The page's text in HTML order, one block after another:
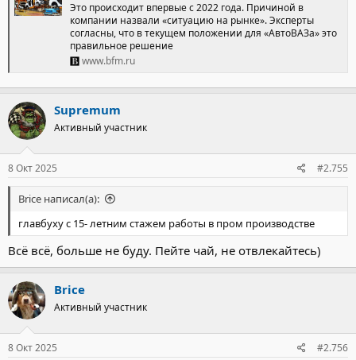
Это происходит впервые с 2022 года. Причиной в
компании назвали «ситуацию на рынке». Эксперты
согласны, что в текущем положении для «АвтоВАЗа» это
правильное решение
www.bfm.ru
Supremum
Активный участник
8 Окт 2025 #2.755
Brice написал(а):
главбуху с 15- летним стажем работы в пром производстве
Всё всё, больше не буду. Пейте чай, не отвлекайтесь)
Brice
Активный участник
8 Окт 2025 #2.756